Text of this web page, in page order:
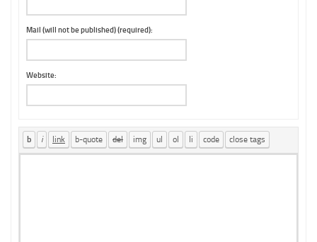
Mail (will not be published) (required):
Website: